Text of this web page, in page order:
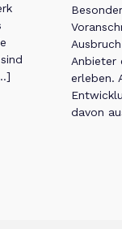
Anbieter
erleben.
davon